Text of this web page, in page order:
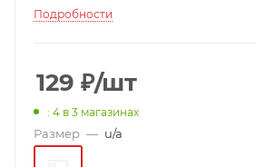
Подробности
129 ₽/шт
: 4 в 3 магазинах
Размер — u/a